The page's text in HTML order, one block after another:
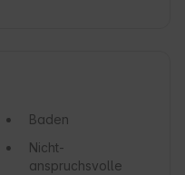
Baden
Nicht-
anspruchsvolle